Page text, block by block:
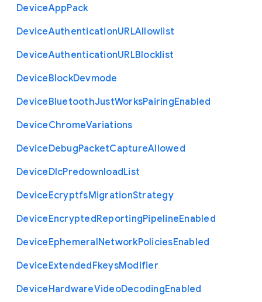
DeviceAppPack
DeviceAuthenticationURLAllowlist
DeviceAuthenticationURLBlocklist
DeviceBlockDevmode
DeviceBluetoothJustWorksPairingEnabled
DeviceChromeVariations
DeviceDebugPacketCaptureAllowed
DeviceDlcPredownloadList
DeviceEcryptfsMigrationStrategy
DeviceEncryptedReportingPipelineEnabled
DeviceEphemeralNetworkPoliciesEnabled
DeviceExtendedFkeysModifier
DeviceHardwareVideoDecodingEnabled